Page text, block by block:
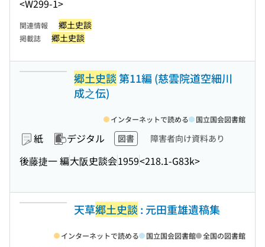
<W299-1>
関連情報 郷土史談
掲載誌 郷土史談
郷土史談第11編 (慈雲院道空細川
成之伝)
紙 デジタル 図書 障害者向け資料あり
後藤捷一 編大阪史談会1959<218.1-G83k>
インターネットで読める 国立国会図書館
天草郷土史談 : 元田重雄遺稿集
インターネットで読める 国立国会図書館 全国の図書館